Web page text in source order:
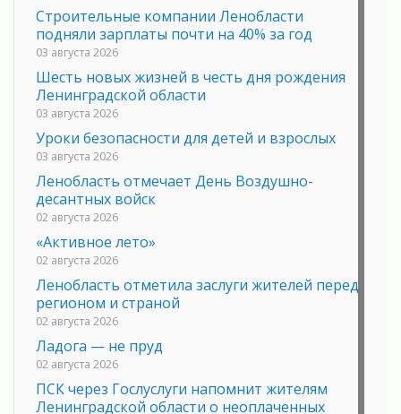
Строительные компании Ленобласти
подняли зарплаты почти на 40% за год
03 августа 2026
Шесть новых жизней в честь дня рождения
Ленинградской области
03 августа 2026
Уроки безопасности для детей и взрослых
03 августа 2026
Ленобласть отмечает День Воздушно-
десантных войск
02 августа 2026
«Активное лето»
02 августа 2026
Ленобласть отметила заслуги жителей перед
регионом и страной
02 августа 2026
Ладога — не пруд
02 августа 2026
ПСК через Гослуслуги напомнит жителям
Ленинградской области о неоплаченных